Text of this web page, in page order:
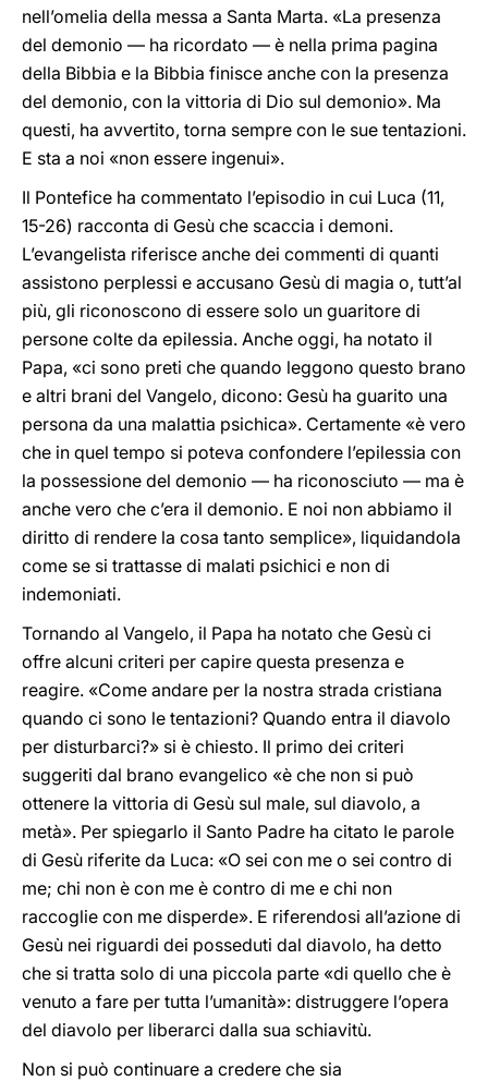
nell’omelia della messa a Santa Marta. «La presenza
del demonio — ha ricordato — è nella prima pagina
della Bibbia e la Bibbia finisce anche con la presenza
del demonio, con la vittoria di Dio sul demonio». Ma
questi, ha avvertito, torna sempre con le sue tentazioni.
E sta a noi «non essere ingenui».
Il Pontefice ha commentato l’episodio in cui Luca (11,
15-26) racconta di Gesù che scaccia i demoni.
L’evangelista riferisce anche dei commenti di quanti
assistono perplessi e accusano Gesù di magia o, tutt’al
più, gli riconoscono di essere solo un guaritore di
persone colte da epilessia. Anche oggi, ha notato il
Papa, «ci sono preti che quando leggono questo brano
e altri brani del Vangelo, dicono: Gesù ha guarito una
persona da una malattia psichica». Certamente «è vero
che in quel tempo si poteva confondere l’epilessia con
la possessione del demonio — ha riconosciuto — ma è
anche vero che c’era il demonio. E noi non abbiamo il
diritto di rendere la cosa tanto semplice», liquidandola
come se si trattasse di malati psichici e non di
indemoniati.
Tornando al Vangelo, il Papa ha notato che Gesù ci
offre alcuni criteri per capire questa presenza e
reagire. «Come andare per la nostra strada cristiana
quando ci sono le tentazioni? Quando entra il diavolo
per disturbarci?» si è chiesto. Il primo dei criteri
suggeriti dal brano evangelico «è che non si può
ottenere la vittoria di Gesù sul male, sul diavolo, a
metà». Per spiegarlo il Santo Padre ha citato le parole
di Gesù riferite da Luca: «O sei con me o sei contro di
me; chi non è con me è contro di me e chi non
raccoglie con me disperde». E riferendosi all’azione di
Gesù nei riguardi dei posseduti dal diavolo, ha detto
che si tratta solo di una piccola parte «di quello che è
venuto a fare per tutta l’umanità»: distruggere l’opera
del diavolo per liberarci dalla sua schiavitù.
Non si può continuare a credere che sia